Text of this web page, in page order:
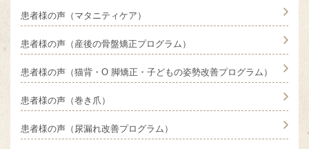
患者様の声（マタニティケア）
患者様の声（産後の骨盤矯正プログラム）
患者様の声（猫背・O 脚矯正・子どもの姿勢改善プログラム）
患者様の声（巻き爪）
患者様の声（尿漏れ改善プログラム）